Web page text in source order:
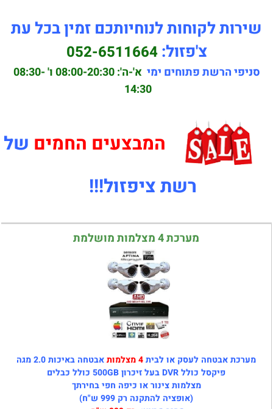
שירות לקוחות לנוחיותכם זמין בכל עת
צ'פזול:052-6511664
סניפי הרשת פתוחים ימיא'-ה': 08:00-20:30
ו' 08:30-
14:30
המבצעים החמים של
רשת ציפזול!!!
מערכת 4 מצלמות מושלמת
מערכת אבטחה לעסק או לבית4 מצלמות
אבטחה באיכות 2.0 מגה
פיקסל כולל DVR בעל זיכרון 500GB כולל כבלים
מצלמות צינור או כיפה חפי בחירתך
(אופציה להתקנה רק 999 ש"ח)